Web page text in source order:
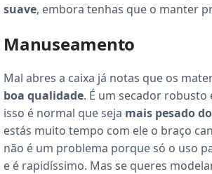
suave, embora tenhas que o manter
Manuseamento
Mal abres a caixa já notas que os
boa qualidade. É um secador
isso é normal que seja mais pesado
estás muito tempo com ele o braço
não é um problema porque só o uso
e é rapidíssimo. Mas se queres